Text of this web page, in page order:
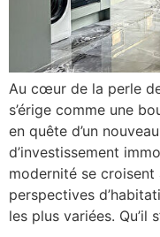
Au cœur de la perle
s’érige comme une
en quête d’un
d’investissement
modernité se
perspectives
les plus variées. Qu’il